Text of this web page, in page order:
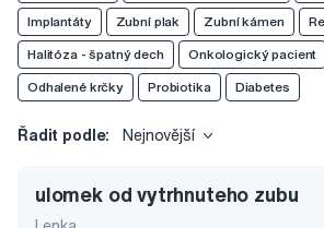
Implantáty Zubní plak Zubní kámen
Halitóza - špatný dech Onkologický pacient
Odhalené krčky Probiotika Diabetes
Řadit podle: Nejnovější
ulomek od vytrhnuteho zubu